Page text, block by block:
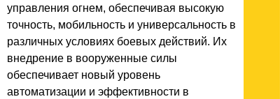
управления огнем, обеспечивая высокую
точность, мобильность и универсальность в
различных условиях боевых действий. Их
внедрение в вооруженные силы
обеспечивает новый уровень
автоматизации и эффективности в